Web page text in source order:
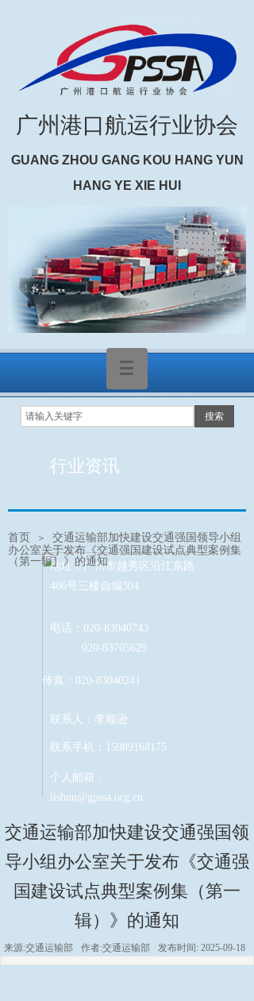
广州港口航运行业协会
GUANG ZHOU GANG KOU HANG YUN
HANG YE XIE HUI
搜索
行业资讯
首页 ＞
交通运输部加快建设交通强国领导小组
办公室关于发布《交通强国建设试点典型案例集
（第一辑）》的通知
地址：广州市越秀区沿江东路
406号三楼自编304
电话：020-83040743
020-83705629
传真：020-83040241
联系人：李顺逊
联系手机：15989168175
个人邮箱：
lishun@gpssa.org.cn
交通运输部加快建设交通强国领
导小组办公室关于发布《交通强
国建设试点典型案例集（第一
辑）》的通知
来源:交通运输部 作者:交通运输部 发布时间: 2025-09-18